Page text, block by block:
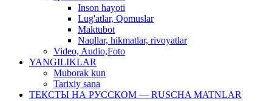
Inson hayoti
Lug'atlar, Qomuslar
Maktubot
Naqllar, hikmatlar, rivoyatlar
Video, Audio,Foto
YANGILIKLAR
Muborak kun
Tarixiy sana
ТЕКСТЫ НА РУССКОМ — RUSCHA MATNLAR